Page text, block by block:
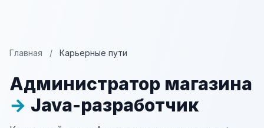
Главная / Карьерные пути
Администратор магазина
→ Java-разработчик